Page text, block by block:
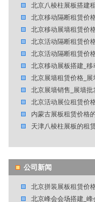
北京八棱柱展板搭建
北京移动隔断租赁价
北京移动展墙租赁价
北京活动隔断租赁价
北京活动隔断租赁价
北京移动展板搭建_
北京展墙租赁价格_
北京展墙销售_展墙
北京活动展位租赁价
内蒙古展板租赁价格
天津八棱柱展板的租
公司新闻
北京拼装展板租赁价
北京峰会会场搭建_